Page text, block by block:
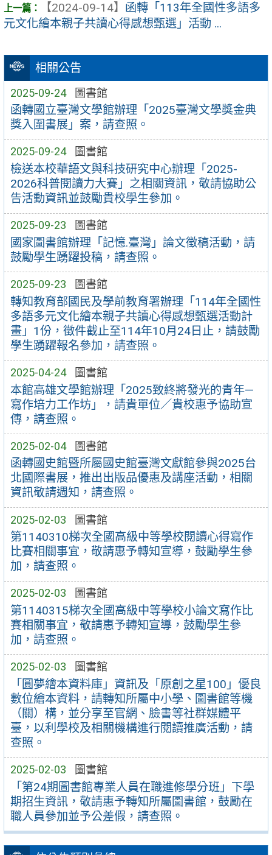
相關公告
2025-09-24 圖書館
函轉國立臺灣文學館辦理「2025臺灣文學獎金典
獎入圍書展」案，請查照。
2025-09-24 圖書館
檢送本校華語文與科技研究中心辦理「2025-
2026科普閱讀力大賽」之相關資訊，敬請協助公
告活動資訊並鼓勵貴校學生參加。
2025-09-23 圖書館
國家圖書館辦理「記憶.臺灣」論文徵稿活動，請
鼓勵學生踴躍投稿，請查照。
2025-09-23 圖書館
轉知教育部國民及學前教育署辦理「114年全國性
多語多元文化繪本親子共讀心得感想甄選活動計
畫」1份，徵件截止至114年10月24日止，請鼓勵
學生踴躍報名參加，請查照。
2025-04-24 圖書館
本館高雄文學館辦理「2025致終將發光的青年—
寫作培力工作坊」，請貴單位／貴校惠予協助宣
傳，請查照。
2025-02-04 圖書館
函轉國史館暨所屬國史館臺灣文獻館參與2025台
北國際書展，推出出版品優惠及講座活動，相關
資訊敬請週知，請查照。
2025-02-03 圖書館
第1140310梯次全國高級中等學校閱讀心得寫作
比賽相關事宜，敬請惠予轉知宣導，鼓勵學生參
加，請查照。
2025-02-03 圖書館
第1140315梯次全國高級中等學校小論文寫作比
賽相關事宜，敬請惠予轉知宣導，鼓勵學生參
加，請查照。
2025-02-03 圖書館
「圓夢繪本資料庫」資訊及「原創之星100」優良
數位繪本資料，請轉知所屬中小學、圖書館等機
（關）構，並分享至官網、臉書等社群媒體平
臺，以利學校及相關機構進行閱讀推廣活動，請
查照。
2025-02-03 圖書館
「第24期圖書館專業人員在職進修學分班」下學
期招生資訊，敬請惠予轉知所屬圖書館，鼓勵在
職人員參加並予公差假，請查照。
【2024-09-14】 函轉「113年全國性多語多
元文化繪本親子共讀心得感想甄選」活動 ...